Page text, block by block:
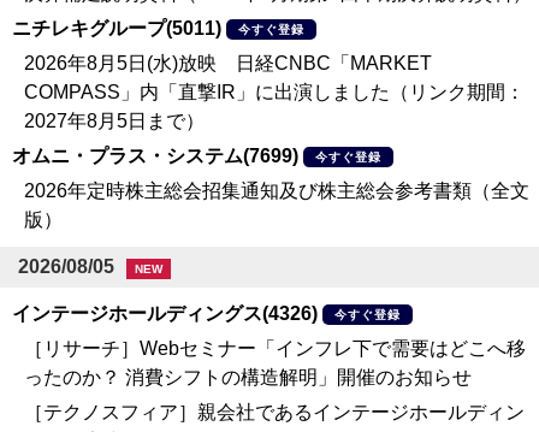
ニチレキグループ(5011)
今すぐ登録
2026年8月5日(水)放映 日経CNBC「MARKET
COMPASS」内「直撃IR」に出演しました（リンク期間：
2027年8月5日まで）
オムニ・プラス・システム(7699)
今すぐ登録
2026年定時株主総会招集通知及び株主総会参考書類（全文
版）
2026/08/05 NEW
インテージホールディングス(4326) 今すぐ登録
［リサーチ］Webセミナー「インフレ下で需要はどこへ移
ったのか？ 消費シフトの構造解明」開催のお知らせ
［テクノスフィア］親会社であるインテージホールディン